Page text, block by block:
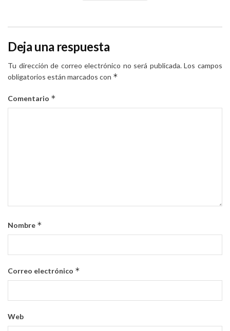
Deja una respuesta
Tu dirección de correo electrónico no será publicada. Los campos
obligatorios están marcados con *
Comentario *
Nombre *
Correo electrónico *
Web